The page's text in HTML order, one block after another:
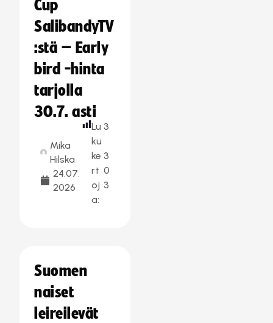
Cup
SalibandyTV
:stä – Early
bird -hinta
tarjolla
30.7. asti
Mika
Hilska
24.07.
2026
Lu
ku
ke
rt
oj
a:
3
3
0
3
Suomen
naiset
leireilevät